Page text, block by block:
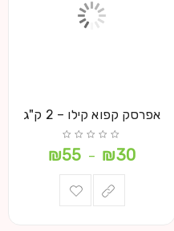
אפרסק קפוא קילו – 2 ק"ג
₪30
–
₪55